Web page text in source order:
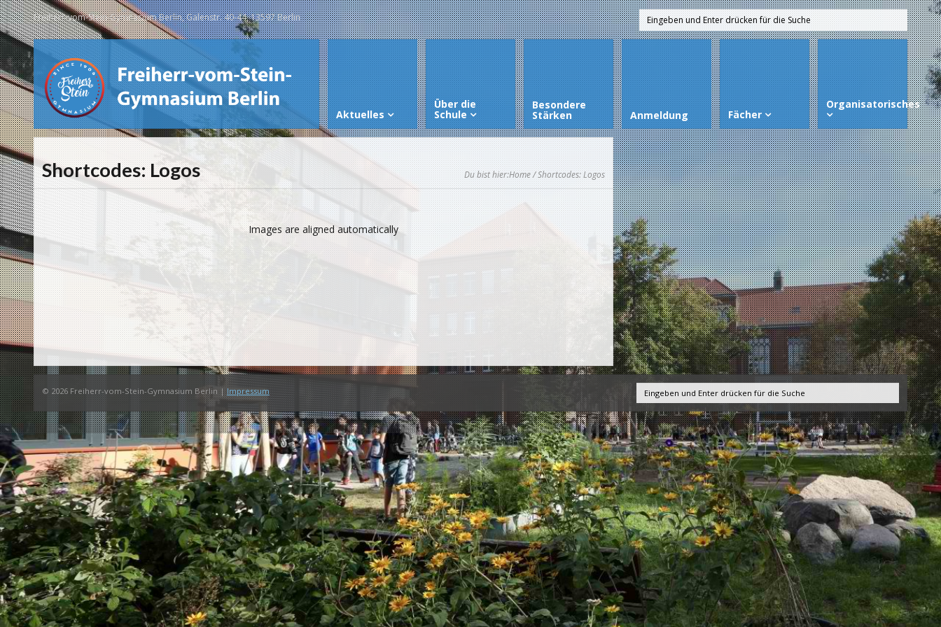
Freiherr-vom-Stein-Gymnasium Berlin, Galenstr. 40-44, 13597 Berlin
Aktuelles
Über die
Schule
Besondere
Stärken Anmeldung Fächer
Organisatorisches
Shortcodes: Logos Du bist hier:Home/ Shortcodes: Logos
Images are aligned automatically
© 2026 Freiherr-vom-Stein-Gymnasium Berlin | Impressum